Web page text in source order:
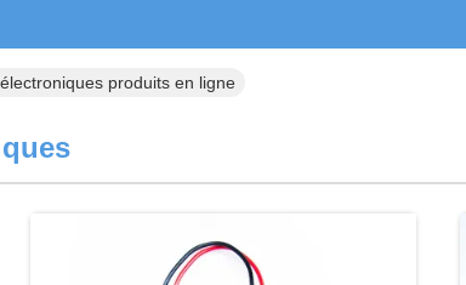
produits en ligne